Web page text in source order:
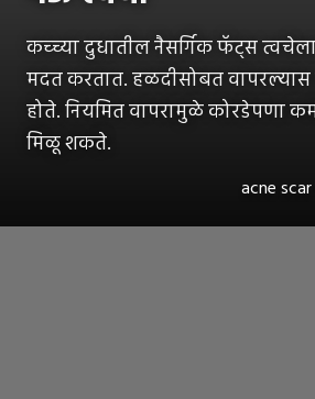
कच्च्या दुधातील नैसर्गिक फॅट्स त्वचेला
मदत करतात. हळदीसोबत
होते. नियमित वापरामुळे कोरडेपणा
मिळू शकते.
acne